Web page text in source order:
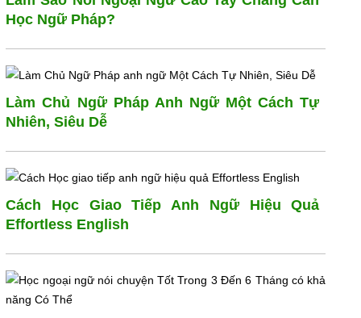
Học Ngữ Pháp?
Làm Chủ Ngữ Pháp Anh Ngữ Một Cách Tự
Nhiên, Siêu Dễ
Cách Học Giao Tiếp Anh Ngữ Hiệu Quả
Effortless English